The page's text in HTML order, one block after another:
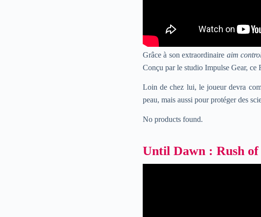
Grâce à son extraordinaire aim
Conçu par le studio Impulse Gear, ce
Loin de chez lui, le joueur devra
peau, mais aussi pour protéger des
No products found.
Until Dawn : Rush of